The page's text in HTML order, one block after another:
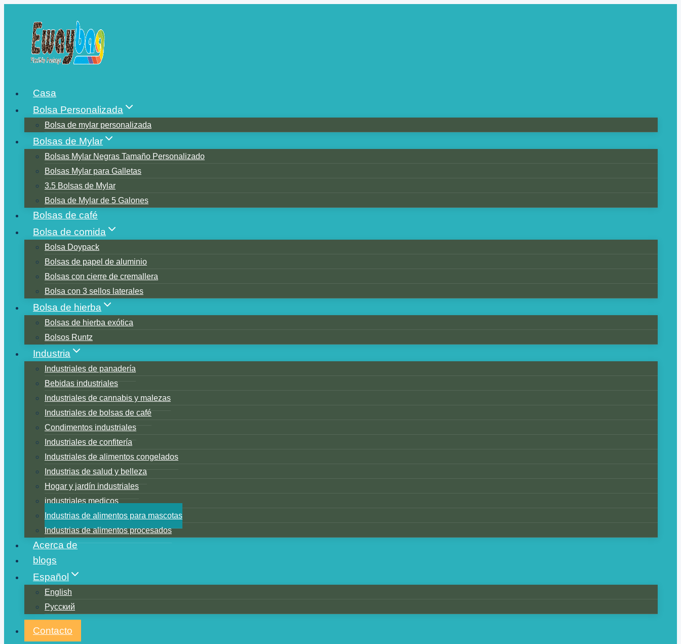
contenido
Casa
Bolsa Personalizada
Bolsa de mylar personalizada
Bolsas de Mylar
Bolsas Mylar Negras Tamaño Personalizado
Bolsas Mylar para Galletas
3.5 Bolsas de Mylar
Bolsa de Mylar de 5 Galones
Bolsas de café
Bolsa de comida
Bolsa Doypack
Bolsas de papel de aluminio
Bolsas con cierre de cremallera
Bolsa con 3 sellos laterales
Bolsa de hierba
Bolsas de hierba exótica
Bolsos Runtz
Industria
Industriales de panadería
Bebidas industriales
Industriales de cannabis y malezas
Industriales de bolsas de café
Condimentos industriales
Industriales de confitería
Industriales de alimentos congelados
Industrias de salud y belleza
Hogar y jardín industriales
industriales medicos
Industrias de alimentos para mascotas
Industrias de alimentos procesados
Acerca de
blogs
Español
English
Русский
Contacto